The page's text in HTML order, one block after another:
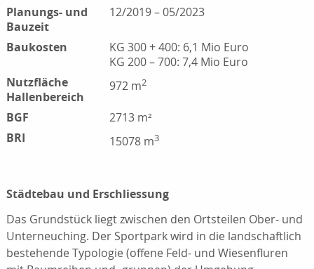
Planungs- und
Bauzeit
12/2019 – 05/2023
Baukosten
KG 300 + 400: 6,1 Mio Euro
KG 200 – 700: 7,4 Mio Euro
Nutzfläche
Hallenbereich
972 m2
BGF
2713 m²
BRI
15078 m3
Städtebau und Erschliessung
Das Grundstück liegt zwischen den Ortsteilen Ober- und
Unterneuching. Der Sportpark wird in die landschaftlich
bestehende Typologie (offene Feld- und Wiesenfluren